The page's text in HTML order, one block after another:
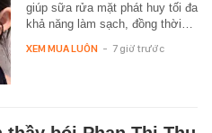
giúp sữa rửa mặt phát huy tối đa
khả năng làm sạch, đồng thời…
XEM MUA LUÔN - 7 giờ trước